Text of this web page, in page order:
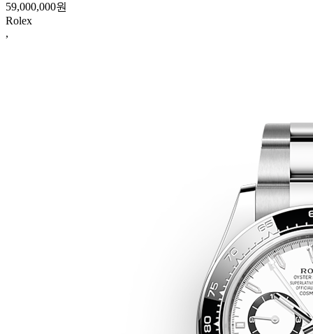
59,000,000원
Rolex
,